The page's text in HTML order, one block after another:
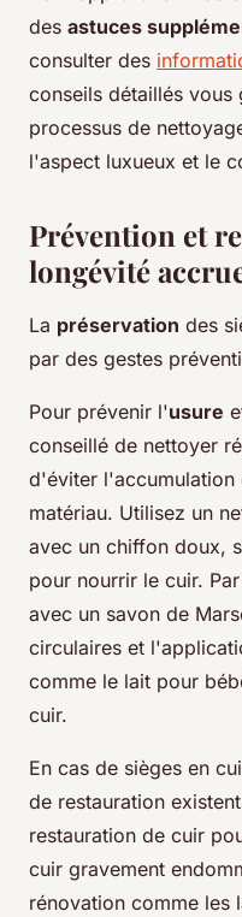
des astuces
consulter des
conseils détaillés vous
processus de
l'aspect luxueux et le
Prévention et
longévité
La préservation des
par des gestes
Pour prévenir l'usure
conseillé de nettoyer
d'éviter l'accumulation
matériau. Utilisez un
avec un chiffon doux,
pour nourrir le cuir.
avec un savon de
circulaires et
comme le lait pour
cuir.
En cas de sièges en
de restauration
restauration de cuir
cuir gravement
rénovation comme les